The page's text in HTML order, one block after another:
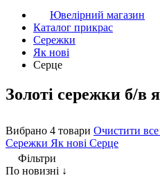
Ювелірний магазин
Каталог прикрас
Сережки
Як нові
Серце
Золоті сережки б/в
Вибрано 4 товари Очистити все
Сережки Як нові Серце
Фільтри
По новизні ↓